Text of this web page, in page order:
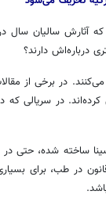
که آثارش سالیان
درباره‌اش دارند؟
در برخی از
در سریالی که
ساخته شده، حتی
در طب، برای